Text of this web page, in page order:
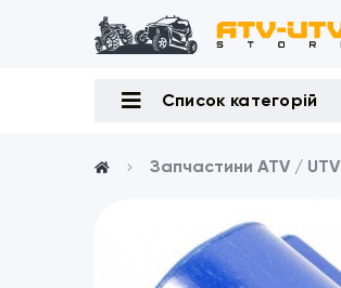
Список категорій
Запчастини ATV / UTV